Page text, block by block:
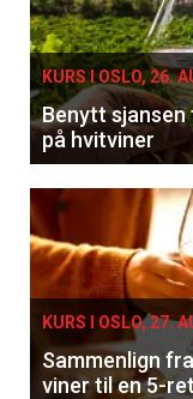
KURS I OSLO, 26.
Benytt
på hvitviner
KURS I OSLO, 27.
Sammenlign
viner til en 5-